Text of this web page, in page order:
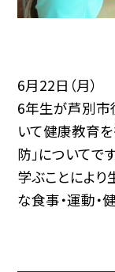
6月22日（月）
6年生が芦別市
いて健康教育
防」についてで
学ぶことによ
な食事・運動・